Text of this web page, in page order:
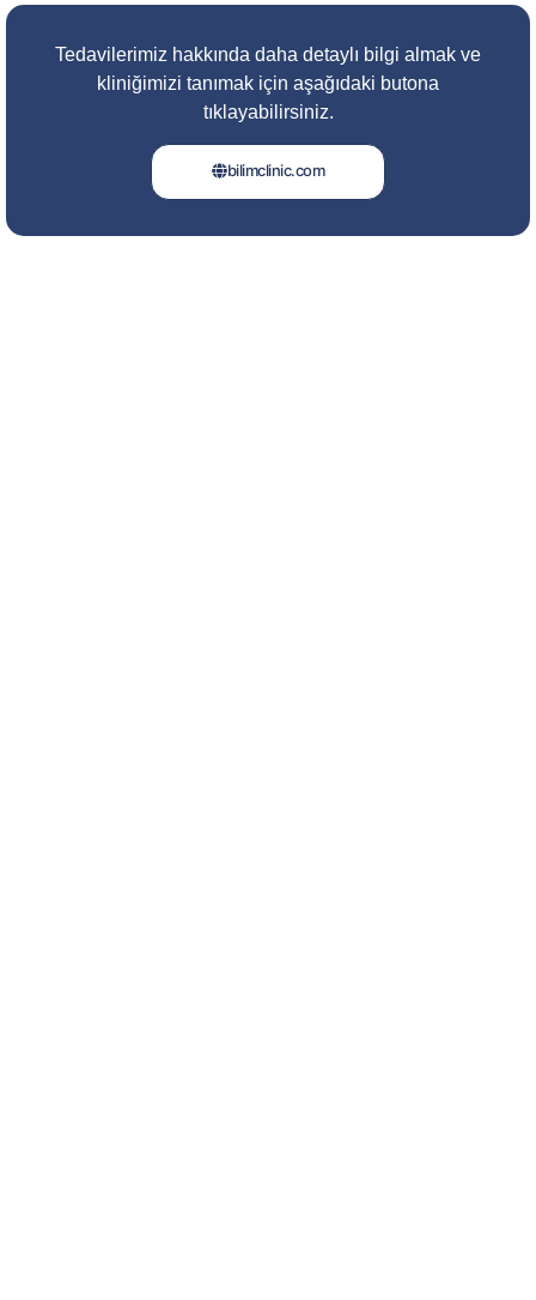
Tedavilerimiz hakkında daha detaylı bilgi almak ve
kliniğimizi tanımak için aşağıdaki butona
tıklayabilirsiniz.
bilimclinic.com